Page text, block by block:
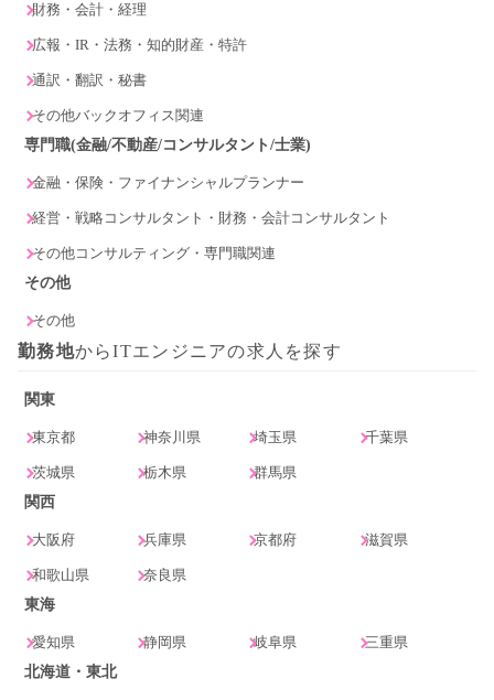
財務・会計・経理
広報・IR・法務・知的財産・特許
通訳・翻訳・秘書
その他バックオフィス関連
専門職(金融/不動産/コンサルタント/士業)
金融・保険・ファイナンシャルプランナー
経営・戦略コンサルタント・財務・会計コンサルタント
その他コンサルティング・専門職関連
その他
その他
勤務地からITエンジニアの求人を探す
関東
東京都 神奈川県 埼玉県 千葉県
茨城県 栃木県
群馬県
関西
大阪府 兵庫県 京都府 滋賀県
和歌山県
奈良県
東海
愛知県 静岡県 岐阜県
三重県
北海道・東北